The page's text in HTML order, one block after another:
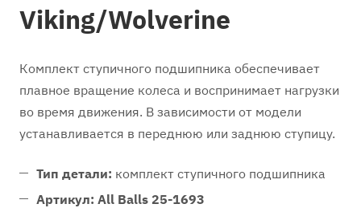
Viking/Wolverine
Комплект ступичного подшипника обеспечивает
плавное вращение колеса и воспринимает нагрузки
во время движения. В зависимости от модели
устанавливается в переднюю или заднюю ступицу.
Тип детали: комплект ступичного подшипника
Артикул: All Balls 25-1693